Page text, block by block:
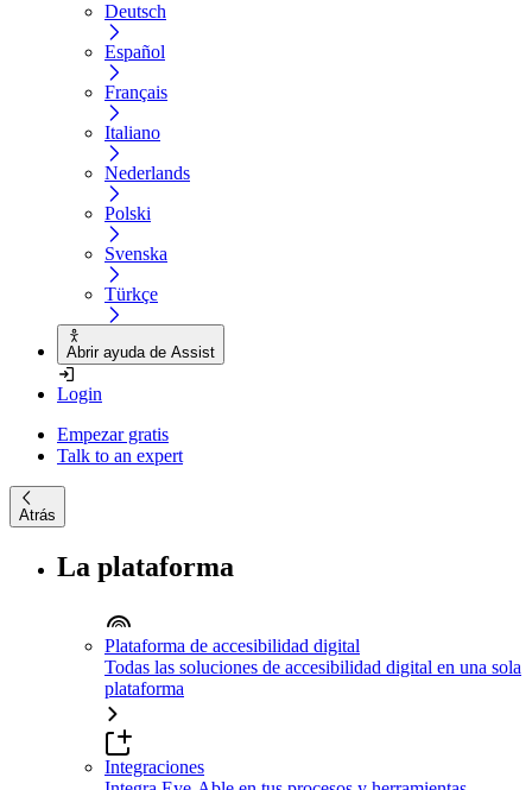
Deutsch
Español
Français
Italiano
Nederlands
Polski
Svenska
Türkçe
Abrir ayuda de Assist
Login
Empezar gratis
Talk to an expert
Atrás
La plataforma
Plataforma de accesibilidad digital
Todas las soluciones de accesibilidad digital en una sola
plataforma
Integraciones